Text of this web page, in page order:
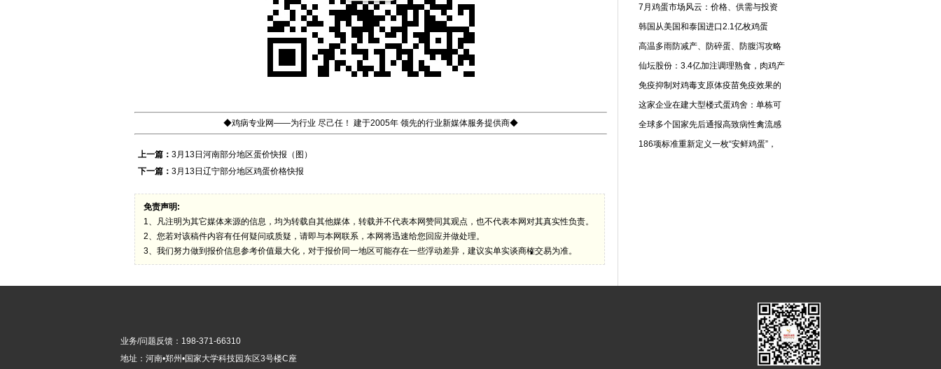
◆鸡病专业网——为行业 尽己任！ 建于2005年 领先的行业新媒体服务提供商◆
上一篇： 3月13日河南部分地区蛋价快报（图）
下一篇： 3月13日辽宁部分地区鸡蛋价格快报
免责声明:
1、凡注明为其它媒体来源的信息，均为转载自其他媒体，转载并不代表本网赞同其观点，也不代表本网对其真实性负责。
2、您若对该稿件内容有任何疑问或质疑，请即与本网联系，本网将迅速给您回应并做处理。
3、我们努力做到报价信息参考价值最大化，对于报价同一地区可能存在一些浮动差异，建议实单实谈商榷交易为准。
7月鸡蛋市场风云：价格、供需与投资
韩国从美国和泰国进口2.1亿枚鸡蛋
高温多雨防减产、防碎蛋、防腹泻攻略
仙坛股份：3.4亿加注调理熟食，肉鸡产
免疫抑制对鸡毒支原体疫苗免疫效果的
这家企业在建大型楼式蛋鸡舍：单栋可
全球多个国家先后通报高致病性禽流感
186项标准重新定义一枚“安鲜鸡蛋”，
业务/问题反馈：198-371-66310
地址：河南•郑州•国家大学科技园东区3号楼C座